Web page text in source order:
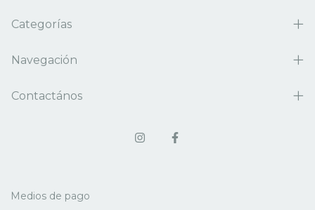
Categorías
Navegación
Contactános
Medios de pago